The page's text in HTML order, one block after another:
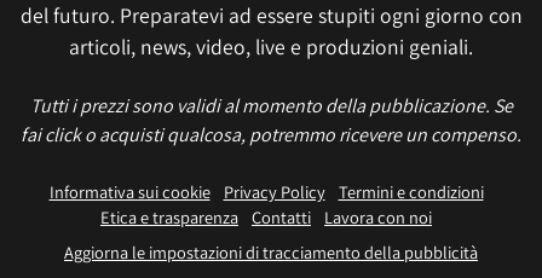
del futuro. Preparatevi ad essere stupiti ogni giorno con
articoli, news, video, live e produzioni geniali.
Tutti i prezzi sono validi al momento della pubblicazione. Se
fai click o acquisti qualcosa, potremmo ricevere un compenso.
Informativa sui cookie Privacy Policy
Termini e condizioni
Etica e trasparenza Contatti
Lavora con noi
Aggiorna le impostazioni di tracciamento della pubblicità